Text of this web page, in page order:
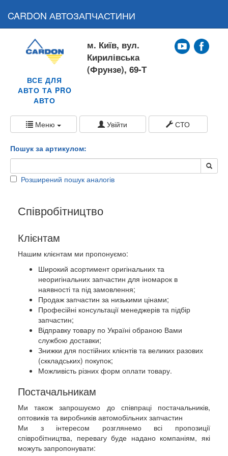
CARDON АВТОЗАПЧАСТИНИ
ВСЕ ДЛЯ
АВТО ТА PRO
АВТО
м. Київ, вул.
Кирилівська
(Фрунзе), 69-Т
Меню Увійти СТО
Пошук за артикулом:
Розширений пошук аналогів
Співробітництво
Клієнтам
Нашим клієнтам ми пропонуємо:
Широкий асортимент оригінальних та
неоригінальних запчастин для іномарок в
наявності та під замовлення;
Продаж запчастин за низькими цінами;
Професійні консультації менеджерів та підбір
запчастин;
Відправку товару по Україні обраною Вами
службою доставки;
Знижки для постійних клієнтів та великих разових
(сккладських) покупок;
Можливість різних форм оплати товару.
Постачальникам
Ми також запрошуємо до співпраці постачальників,
оптовиків та виробників автомобільних запчастин
Ми з інтересом розглянемо всі пропозиції
співробітництва, перевагу буде надано компаніям, які
можуть запропонувати: